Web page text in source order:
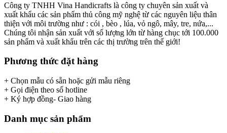
Công ty TNHH Vina Handicrafts là công ty chuyên sản xuất và
xuất khẩu các sản phẩm thủ công mỹ nghệ từ các nguyên liệu thân
thiện với môi trường như : cói , bèo , lúa, vỏ ngô, mây, tre, nứa,...
Chúng tôi nhận sản xuất với số lượng lớn từ hàng chục tới 100.000
sản phẩm và xuất khẩu trên các thị trường trên thế giới!
Phương thức đặt hàng
+ Chọn mẫu có sẵn hoặc gửi mẫu riêng
+ Gọi điện theo số hotline
+ Ký hợp đồng- Giao hàng
Danh mục sản phẩm